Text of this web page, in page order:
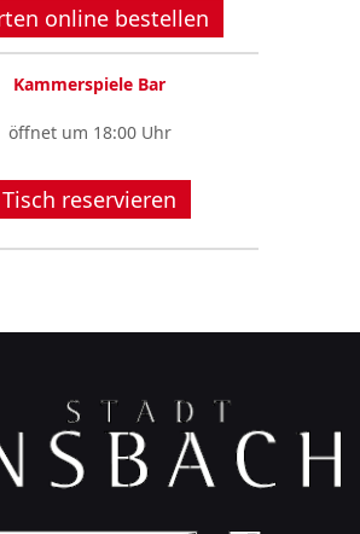
online bestellen
Kammerspiele Bar
öffnet um 18:00 Uhr
Tisch reservieren